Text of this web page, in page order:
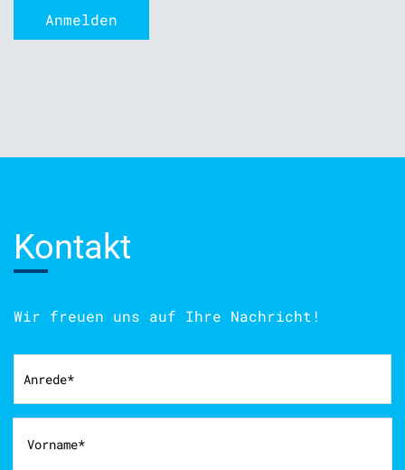
Kontakt
Wir freuen uns auf Ihre Nachricht!